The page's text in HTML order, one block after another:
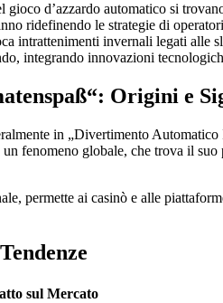
d’azzardo automatico si
ridefinendo le strategie di
intrattenimenti invernali legati alle
integrando innovazioni
Origini e
in „Divertimento
fenomeno globale, che trova il
permette ai casinò e alle
sul Mercato